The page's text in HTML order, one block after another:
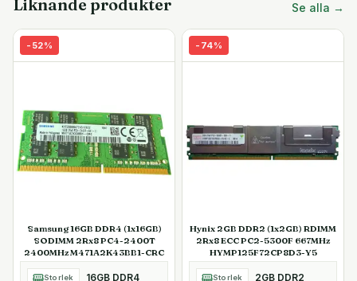
Liknande produkter Se alla →
- 52%
Samsung 16GB DDR4 (1x16GB)
SODIMM 2Rx8 PC4-2400T
2400MHz M471A2K43BB1-CRC
Storlek 16GB DDR4
- 74%
Hynix 2GB DDR2 (1x2GB) RDIMM
2Rx8 ECC PC2-5300F 667MHz
HYMP125F72CP8D3-Y5
Storlek 2GB DDR2